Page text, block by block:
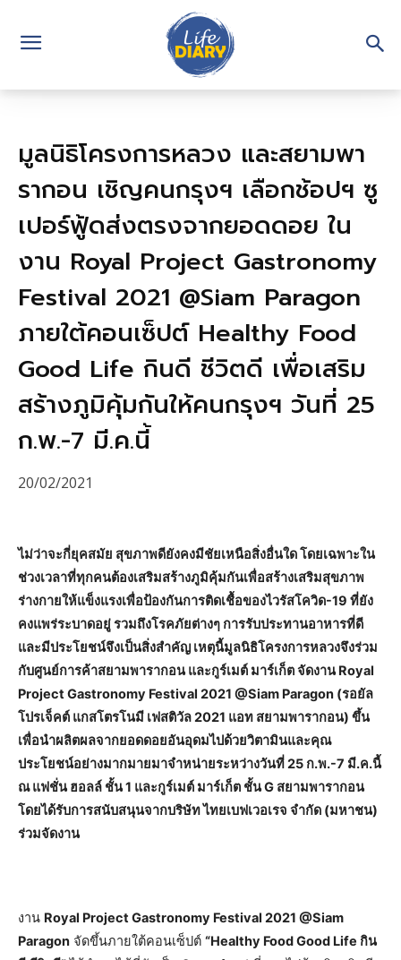
มูลนิธิโครงการหลวง และสยามพา
รากอน เชิญคนกรุงฯ เลือกช้อปฯ ซู
เปอร์ฟู้ดส่งตรงจากยอดดอย ใน
งาน Royal Project Gastronomy
Festival 2021 @Siam Paragon
ภายใต้คอนเซ็ปต์ Healthy Food
Good Life กินดี ชีวิตดี เพื่อเสริม
สร้างภูมิคุ้มกันให้คนกรุงฯ วันที่ 25
ก.พ.-7 มี.ค.นี้
20/02/2021
ไม่ว่าจะกี่ยุคสมัย สุขภาพดียังคงมีชัยเหนือสิ่งอื่นใด โดยเฉพาะใน
ช่วงเวลาที่ทุกคนต้องเสริมสร้างภูมิคุ้มกันเพื่อสร้างเสริมสุขภาพ
ร่างกายให้แข็งแรงเพื่อป้องกันการติดเชื้อของไวรัสโควิด-19 ที่ยัง
คงแพร่ระบาดอยู่ รวมถึงโรคภัยต่างๆ การรับประทานอาหารที่ดี
และมีประโยชน์จึงเป็นสิ่งสำคัญ เหตุนี้มูลนิธิโครงการหลวงจึงร่วม
กับศูนย์การค้าสยามพารากอน และกูร์เมต์ มาร์เก็ต จัดงาน Royal
Project Gastronomy Festival 2021 @Siam Paragon (รอยัล
โปรเจ็คต์ แกสโตรโนมี เฟสติวัล 2021 แอท สยามพารากอน) ขึ้น
เพื่อนำผลิตผลจากยอดดอยอันอุดมไปด้วยวิตามินและคุณ
ประโยชน์อย่างมากมายมาจำหน่ายระหว่างวันที่ 25 ก.พ.-7 มี.ค.นี้
ณ แฟชั่น ฮอลล์ ชั้น 1 และกูร์เมต์ มาร์เก็ต ชั้น G สยามพารากอน
โดยได้รับการสนับสนุนจากบริษัท ไทยเบฟเวอเรจ จำกัด (มหาชน)
ร่วมจัดงาน
งาน Royal Project Gastronomy Festival 2021 @Siam
Paragon จัดขึ้นภายใต้คอนเซ็ปต์ “Healthy Food Good Life กิน